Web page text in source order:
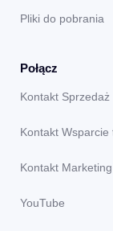
Pliki do pobrania
Połącz
Kontakt Sprzedaż
Kontakt Wsparcie
Kontakt Marketing
YouTube